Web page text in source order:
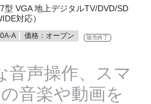
型 VGA 地上デジタルTV/DVD/SD
対応）
A 価格：オープン 販売終了
音声操作、スマ
音楽や動画を